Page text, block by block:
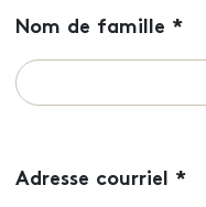
Nom de famille *
Adresse courriel *